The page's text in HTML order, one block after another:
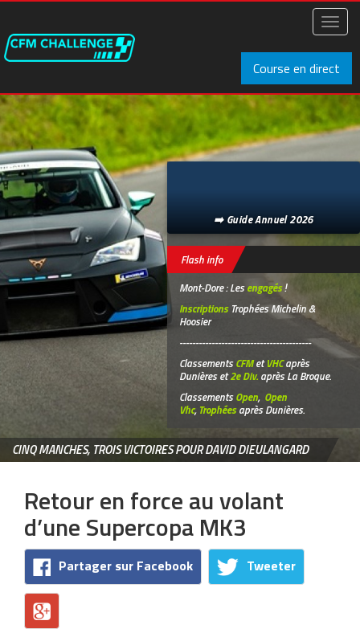
Aller
principal
Course en direct
➡️ Guide Annuel 2026
Flash info
Mont-Dore : Lesengagés!
InscriptionsTrophées Michelin &
Hoosier
-----------------------------------------
ClassementsCFMetVHCaprès
Dunières et2e Div. après La Broque.
ClassementsOpen, Open
Vhc, Trophéesaprès Dunières.
CINQ MANCHES, TROIS VICTOIRES POUR DAVID DIEULANGARD
Retour en force au volant
d’une Supercopa MK3
Partager sur Facebook Tweeter